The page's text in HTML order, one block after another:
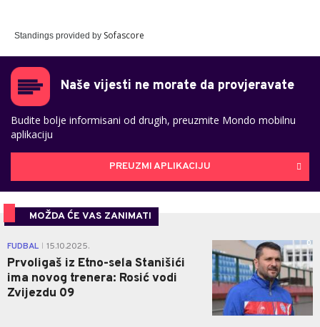
Standings provided by Sofascore
Naše vijesti ne morate da provjeravate
Budite bolje informisani od drugih, preuzmite Mondo mobilnu
aplikaciju
PREUZMI APLIKACIJU
MOŽDA ĆE VAS ZANIMATI
FUDBAL 15.10.2025.
Prvoligaš iz Etno-sela Stanišići
ima novog trenera: Rosić vodi
Zvijezdu 09
0